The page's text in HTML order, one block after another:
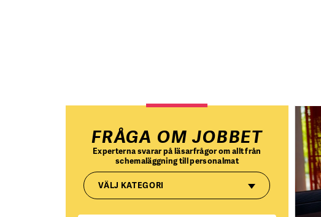
FRÅGA OM JOBBET
Experterna svarar på läsarfrågor om allt från
schemaläggning till personalmat
VÄLJ KATEGORI